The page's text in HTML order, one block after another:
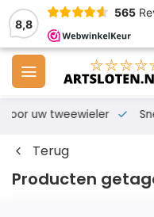
8,8
565
voor uw tweewieler
Terug
Producten